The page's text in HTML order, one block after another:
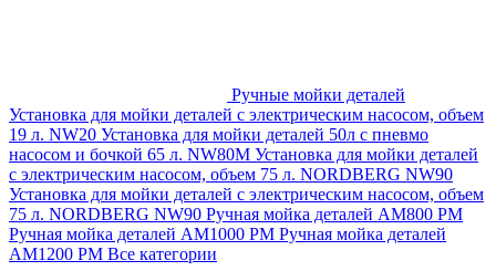
Ручные мойки деталей
Установка для мойки деталей с электрическим насосом, объем
19 л. NW20 Установка для мойки деталей 50л с пневмо
насосом и бочкой 65 л. NW80M Установка для мойки деталей
с электрическим насосом, объем 75 л. NORDBERG NW90
Установка для мойки деталей с электрическим насосом, объем
75 л. NORDBERG NW90 Ручная мойка деталей АМ800 РМ
Ручная мойка деталей АМ1000 РМ Ручная мойка деталей
АМ1200 РМ Все категории